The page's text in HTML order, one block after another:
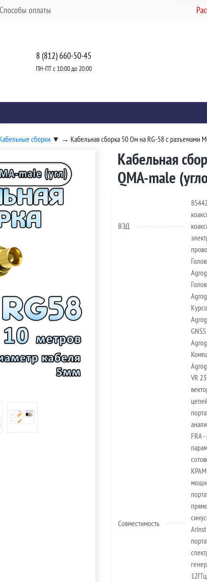
Способы оплаты
8 (812) 660-50-45
ПН-ПТ с 10:00 до 20:00
сборки ▼ → Кабельная сборка 50 Ом на RG-58 с разъемами
Кабельная
QMA-male
ВЭД
Совместимость
VR
FRA
Arinst